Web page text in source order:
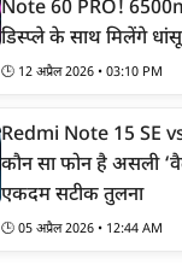
Note 60 PRO!
डिस्प्ले के साथ मिलेंगे
🕒 12 अप्रैल 2026 • 03:10 PM
Redmi Note 15 SE
कौन सा फोन है असली
एकदम सटीक तुलना
🕒 05 अप्रैल 2026 • 12:44 AM